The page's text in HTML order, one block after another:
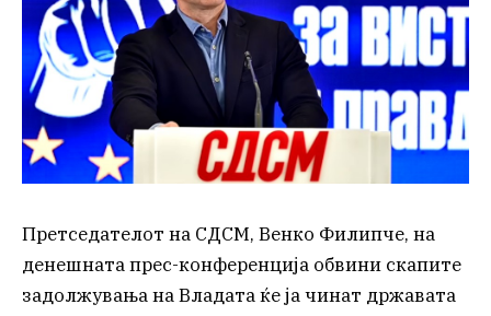
Претседателот на СДСМ, Венко Филипче, на
денешната прес-конференција обвини скапите
задолжувања на Владата ќе ја чинат државата